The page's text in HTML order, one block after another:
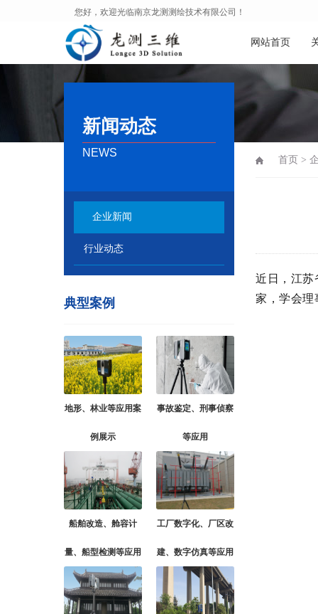
您好，欢迎光临南京龙测测绘技术有限公司！
网站首页
新闻动态
NEWS
企业新闻
行业动态
典型案例
地形、林业等应用案
例展示
事故鉴定、刑事侦察
等应用
船舶改造、舱容计
量、船型检测等应用
工厂数字化、厂区改
建、数字仿真等应用
首页 >
近日，江
家，学会理